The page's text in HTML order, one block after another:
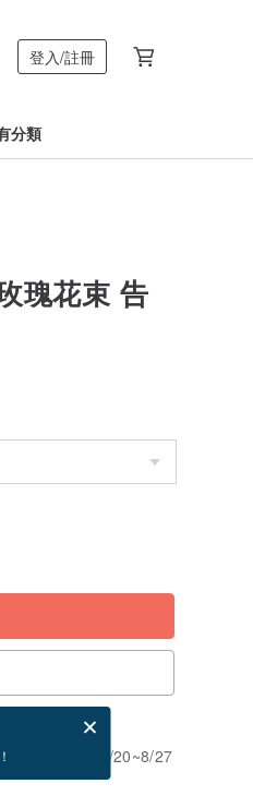
登入/註冊
分類
瑰花束 告
在下單預估 8/20~8/27